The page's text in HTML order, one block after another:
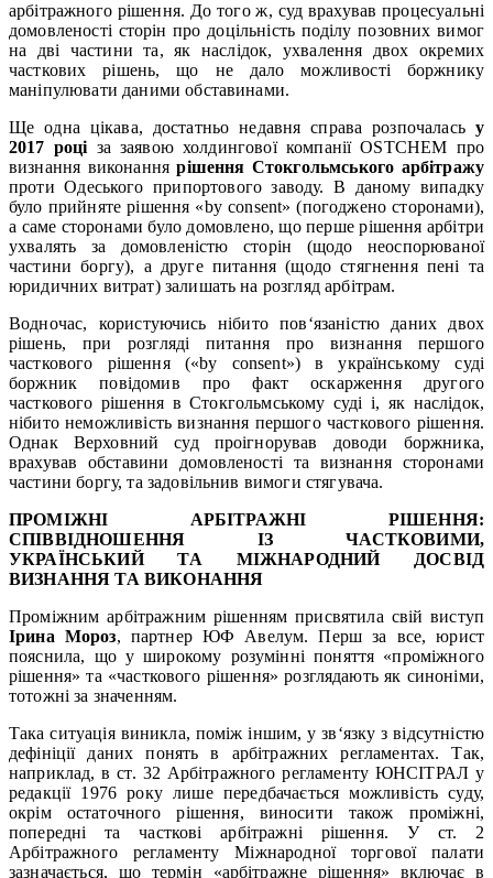
арбітражного рішення. До того ж, суд врахував процесуальні
домовленості сторін про доцільність поділу позовних вимог
на дві частини та, як наслідок, ухвалення двох окремих
часткових рішень, що не дало можливості боржнику
маніпулювати даними обставинами.
Ще одна цікава, достатньо недавня справа розпочалась у
2017 році за заявою холдингової компанії OSTCHEM про
визнання виконаннярішення Стокгольмського арбітражу
проти Одеського припортового заводу. В даному випадку
було прийняте рішення «by consent» (погоджено сторонами),
а саме сторонами було домовлено, що перше рішення арбітри
ухвалять за домовленістю сторін (щодо неоспорюваної
частини боргу), а друге питання (щодо стягнення пені та
юридичних витрат) залишать на розгляд арбітрам.
Водночас, користуючись нібито пов‘язаністю даних двох
рішень, при розгляді питання про визнання першого
часткового рішення («by consent») в українському суді
боржник повідомив про факт оскарження другого
часткового рішення в Стокгольмському суді і, як наслідок,
нібито неможливість визнання першого часткового рішення.
Однак Верховний суд проігнорував доводи боржника,
врахував обставини домовленості та визнання сторонами
частини боргу, та задовільнив вимоги стягувача.
ПРОМІЖНІ АРБІТРАЖНІ РІШЕННЯ:
СПІВВІДНОШЕННЯ ІЗ ЧАСТКОВИМИ,
УКРАЇНСЬКИЙ ТА МІЖНАРОДНИЙ ДОСВІД
ВИЗНАННЯ ТА ВИКОНАННЯ
Проміжним арбітражним рішенням присвятила свій виступ
Ірина Мороз, партнер ЮФ Авелум. Перш за все, юрист
пояснила, що у широкому розумінні поняття «проміжного
рішення» та «часткового рішення» розглядають як синоніми,
тотожні за значенням.
Така ситуація виникла, поміж іншим, у зв‘язку з відсутністю
дефініції даних понять в арбітражних регламентах. Так,
наприклад, в ст. 32 Арбітражного регламенту ЮНСІТРАЛ у
редакції 1976 року лише передбачається можливість суду,
окрім остаточного рішення, виносити також проміжні,
попередні та часткові арбітражні рішення. У ст. 2
Арбітражного регламенту Міжнародної торгової палати
зазначається, що термін «арбітражне рішення» включає в